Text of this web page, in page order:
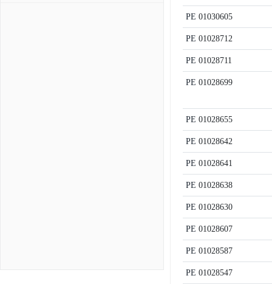
PE 01030605
PE 01028712
PE 01028711
PE 01028699
PE 01028655
PE 01028642
PE 01028641
PE 01028638
PE 01028630
PE 01028607
PE 01028587
PE 01028547